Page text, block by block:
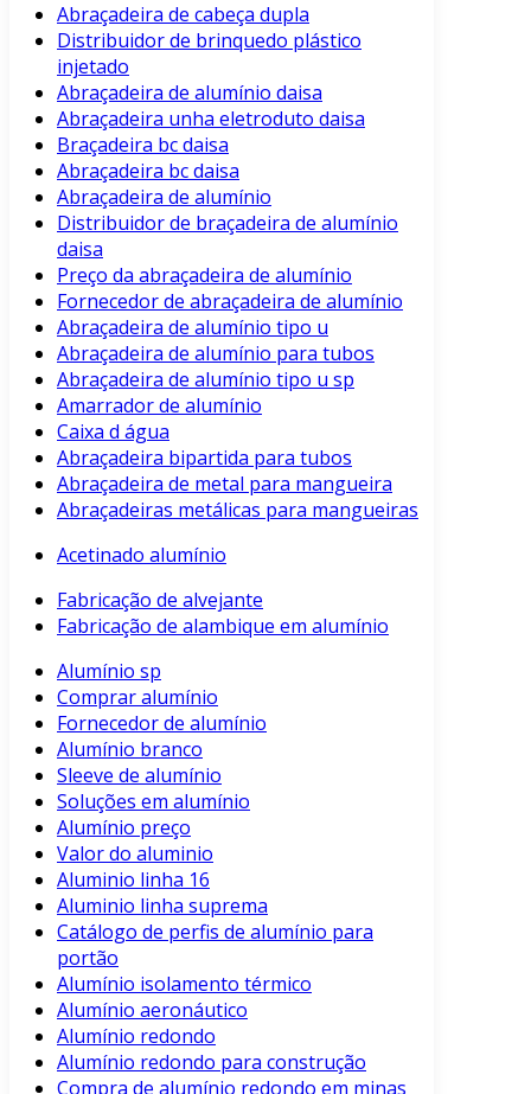
Abraçadeira de cabeça dupla
Distribuidor de brinquedo plástico
injetado
Abraçadeira de alumínio daisa
Abraçadeira unha eletroduto daisa
Braçadeira bc daisa
Abraçadeira bc daisa
Abraçadeira de alumínio
Distribuidor de braçadeira de alumínio
daisa
Preço da abraçadeira de alumínio
Fornecedor de abraçadeira de alumínio
Abraçadeira de alumínio tipo u
Abraçadeira de alumínio para tubos
Abraçadeira de alumínio tipo u sp
Amarrador de alumínio
Caixa d água
Abraçadeira bipartida para tubos
Abraçadeira de metal para mangueira
Abraçadeiras metálicas para mangueiras
Acetinado alumínio
Fabricação de alvejante
Fabricação de alambique em alumínio
Alumínio sp
Comprar alumínio
Fornecedor de alumínio
Alumínio branco
Sleeve de alumínio
Soluções em alumínio
Alumínio preço
Valor do aluminio
Aluminio linha 16
Aluminio linha suprema
Catálogo de perfis de alumínio para
portão
Alumínio isolamento térmico
Alumínio aeronáutico
Alumínio redondo
Alumínio redondo para construção
Compra de alumínio redondo em minas